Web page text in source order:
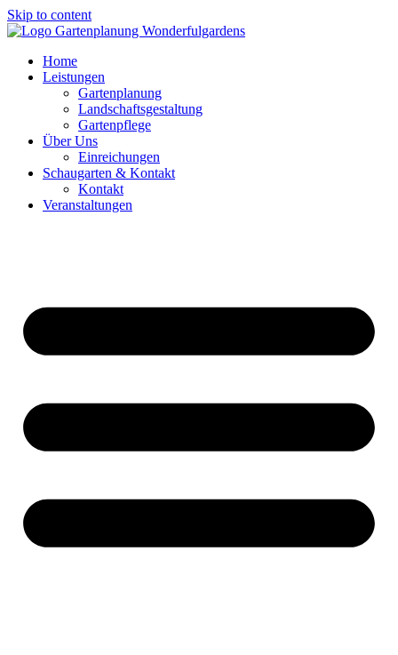
Skip to content
Home
Leistungen
Gartenplanung
Landschaftsgestaltung
Gartenpflege
Über Uns
Einreichungen
Schaugarten & Kontakt
Kontakt
Veranstaltungen